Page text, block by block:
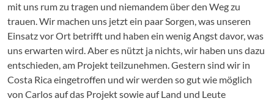
mit uns rum zu tragen und niemandem über den Weg zu
trauen. Wir machen uns jetzt ein paar Sorgen, was unseren
Einsatz vor Ort betrifft und haben ein wenig Angst davor, was
uns erwarten wird. Aber es nützt ja nichts, wir haben uns dazu
entschieden, am Projekt teilzunehmen. Gestern sind wir in
Costa Rica eingetroffen und wir werden so gut wie möglich
von Carlos auf das Projekt sowie auf Land und Leute